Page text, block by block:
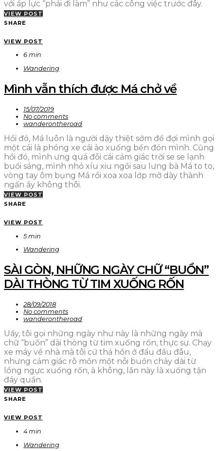
với áp lực “phải đi làm” như các công việc trước đây.
VIEW POST
SHARE
VIEW POST
6 min
Wandering
Mình vẫn thích được Má chở về
15/07/2019
No comments
wanderontheroad
Hồi đó, Má luôn là người dậy thiệt sớm để đợi mình gọi
một cái là phóng xe cái ào xuống bến đón mình. Cũng
hồi đó, mình ưng quá đỗi cái cảm giác trời se se lạnh
buổi sáng, mình nhỏ xíu xiu ngồi sau lưng bà Má to to,
vòng tay ôm bụng Má rồi xoa xoa lớp mỡ dày thành
ngấn ấy không thôi.
VIEW POST
SHARE
VIEW POST
5 min
Wandering
SÀI GÒN, NHỮNG NGÀY CHỮ “BUỒN”
DÀI THÒNG TỪ TIM XUỐNG RỐN
28/09/2018
No comments
wanderontheroad
Uầy, tôi gọi những ngày như này là những ngày mà
chữ “buồn” dài thòng từ tim xuống rốn, thực sự. Chạy
xe máy về nhà mà tôi cứ thả hồn ở đẩu đầu đâu,
nhưng cảm giác rõ mồn một nỗi buồn chảy dài từ
lồng ngực xuống rốn, à không, lần này là xuống tận
đáy quần.
VIEW POST
SHARE
VIEW POST
4 min
Wandering